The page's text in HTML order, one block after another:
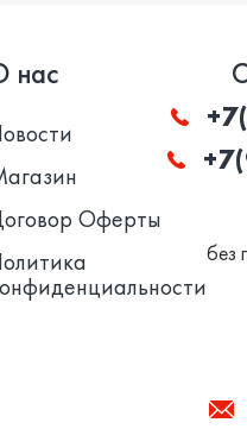
нас
Оферты
без